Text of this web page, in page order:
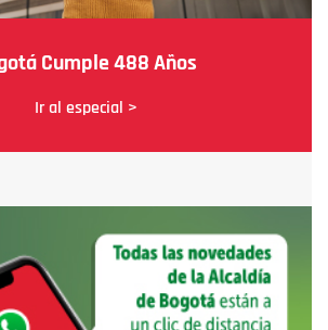
Cumple 488 Años
Ir al especial >